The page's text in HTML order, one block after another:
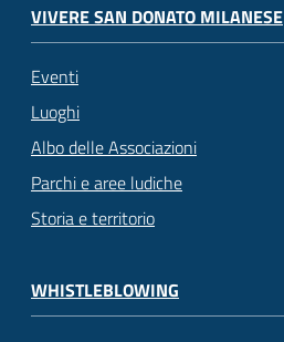
VIVERE SAN DONATO MILANESE
Eventi
Luoghi
Albo delle Associazioni
Parchi e aree ludiche
Storia e territorio
WHISTLEBLOWING